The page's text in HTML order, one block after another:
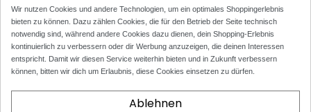
IHR KONTO 
KONTAKT 
NEWSLETTER
Wir nutzen Cookies und andere Technologien, um ein optimales Shoppingerlebnis
bieten zu können. Dazu zählen Cookies, die für den Betrieb der Seite technisch
notwendig sind, während andere Cookies dazu dienen, dein Shopping-Erlebnis
kontinuierlich zu verbessern oder dir Werbung anzuzeigen, die deinen Interessen
entspricht. Damit wir diesen Service weiterhin bieten und in Zukunft verbessern
können, bitten wir dich um Erlaubnis, diese Cookies einsetzen zu dürfen.
Ablehnen